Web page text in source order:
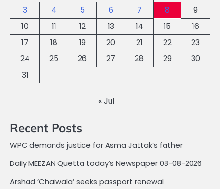
3
4 5 6 7 8
9
10
11 12 13 14 15
16
17
18 19 20 21 22
23
24
25 26 27 28 29
30
31
« Jul
Recent Posts
WPC demands justice for Asma Jattak’s father
Daily MEEZAN Quetta today’s Newspaper 08-08-2026
Arshad ‘Chaiwala’ seeks passport renewal